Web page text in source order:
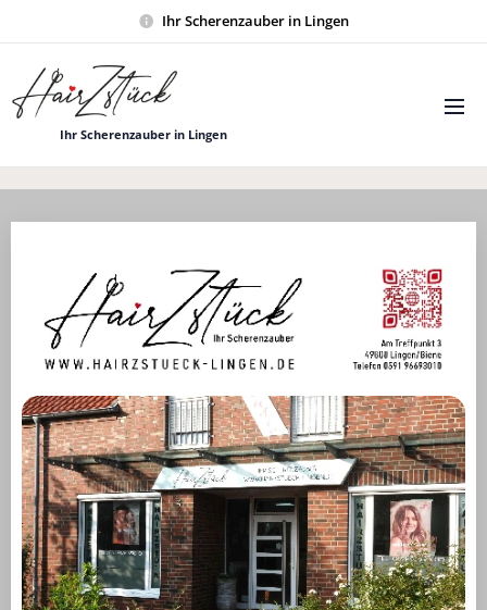
Ihr Scherenzauber in Lingen
Ihr Scherenzauber in Lingen